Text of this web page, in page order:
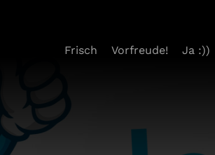
Frisch Vorfreude! Ja :))